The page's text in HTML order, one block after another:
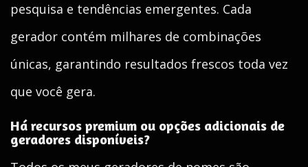
pesquisa e tendências emergentes. Cada
gerador contém milhares de combinações
únicas, garantindo resultados frescos toda vez
que você gera.
Há recursos premium ou opções adicionais de
geradores disponíveis?